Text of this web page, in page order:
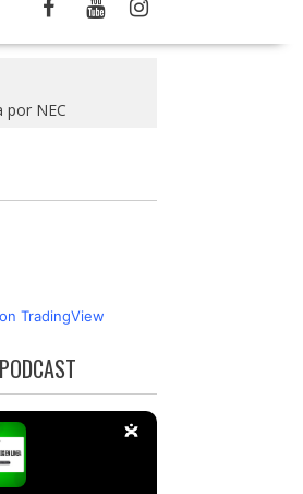
por NEC
TradingView